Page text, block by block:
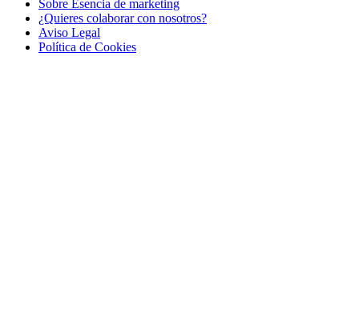
Sobre Esencia de marketing
¿Quieres colaborar con nosotros?
Aviso Legal
Polí­tica de Cookies